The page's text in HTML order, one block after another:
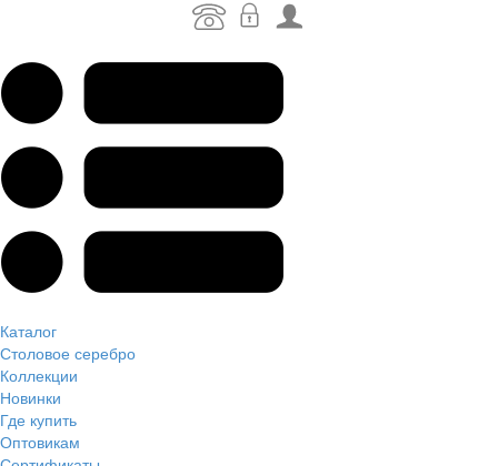
Каталог
Столовое серебро
Коллекции
Новинки
Где купить
Оптовикам